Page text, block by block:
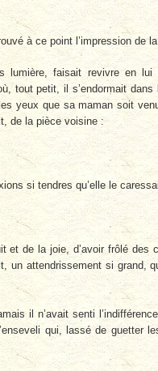
à ce point l’impression de
lumière, faisait revivre en lui
tout petit, il s’endormait
yeux que sa maman soit
de la pièce voisine :
si tendres qu’elle le
et de la joie, d’avoir frôlé
un attendrissement si grand,
il n’avait senti
qui, lassé de guetter